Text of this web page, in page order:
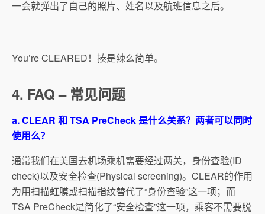
一会就弹出了自己的照片、姓名以及航班信息之后。
You’re CLEARED！揍是辣么简单。
4. FAQ – 常见问题
a. CLEAR 和 TSA PreCheck 是什么关系？两者可以同时
使用么？
通常我们在美国去机场乘机需要经过两关，身份查验(ID
check)以及安全检查(Physical screening)。CLEAR的作用
为用扫描虹膜或扫描指纹替代了“身份查验”这一项；而
TSA PreCheck是简化了“安全检查”这一项，乘客不需要脱